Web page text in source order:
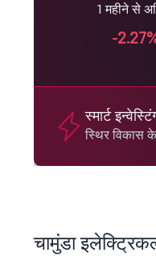
1 महीने से
-
स्मार्ट
स्थिर विकास
चामुंडा